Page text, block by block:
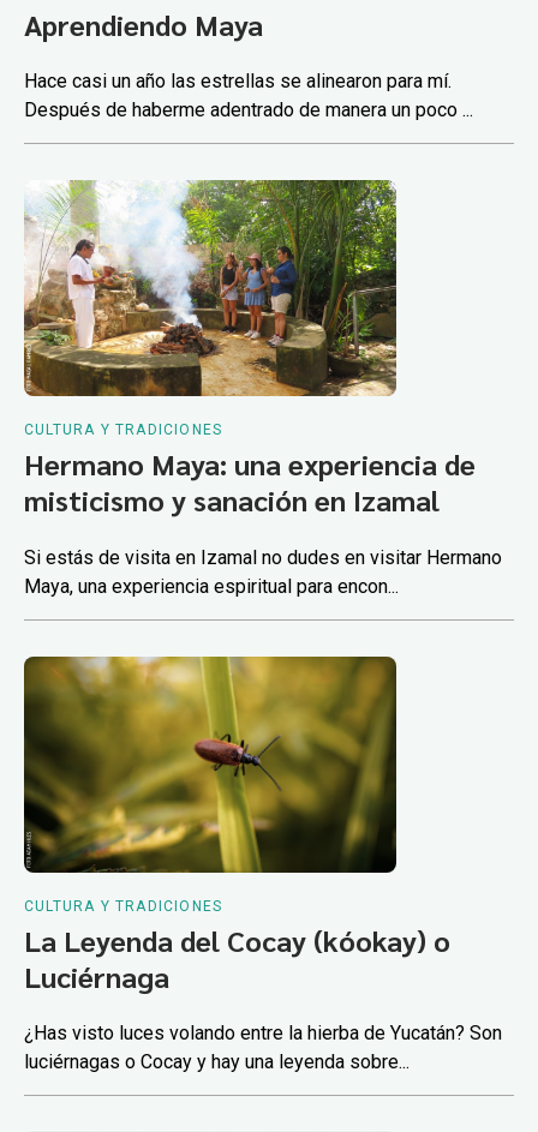
Aprendiendo Maya
Hace casi un año las estrellas se alinearon para mí.
Después de haberme adentrado de manera un poco ...
CULTURA Y TRADICIONES
Hermano Maya: una experiencia de
misticismo y sanación en Izamal
Si estás de visita en Izamal no dudes en visitar Hermano
Maya, una experiencia espiritual para encon...
CULTURA Y TRADICIONES
La Leyenda del Cocay (kóokay) o
Luciérnaga
¿Has visto luces volando entre la hierba de Yucatán? Son
luciérnagas o Cocay y hay una leyenda sobre...